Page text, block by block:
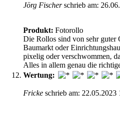
Jörg Fischer schrieb am:
Produkt: Fotorollo
Die Rollos sind von sehr guter
Baumarkt oder
pixelig oder verschwommen,
Alles in allem genau die
Wertung:
Fricke schrieb am: 22.05.2023